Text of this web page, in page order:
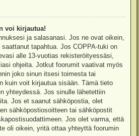
voi kirjautua!
ja salasanasi. Jos ne ovat oikein,
tapahtua. Jos COPPA-tuki on
alle 13-vuotias rekisteröityessäsi,
ohjeita. Jotkut foorumit vaativat myös
joko sinun itsesi toimesta tai
kuin voit kirjautua sisään. Tämä tieto
yhteydessä. Jos sinulle lähetettiin
Jos et saanut sähköpostia, olet
sähköpostiosoitteen tai sähköpostit
Jos olet varma, että
oli oikein, yritä ottaa yhteyttä foorumin